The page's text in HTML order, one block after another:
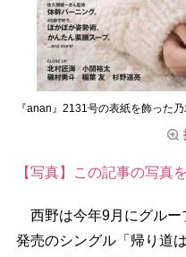
『anan』2131号の表紙を飾った
【写真】この記事の写真
西野は今年9月にグルー
発売のシングル「帰り道